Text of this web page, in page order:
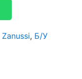
Zanussi, Б/У